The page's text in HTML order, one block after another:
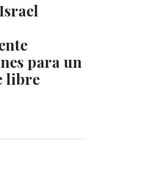
para un
libre